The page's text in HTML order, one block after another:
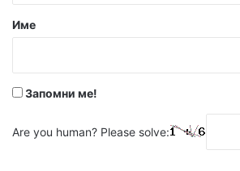
р
Име
Запомни ме!
Are you human? Please solve: